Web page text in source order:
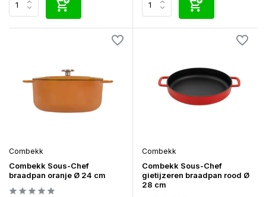
Combekk
Combekk Sous-Chef
braadpan oranje Ø 24 cm
Combekk
Combekk Sous-Chef
gietijzeren braadpan rood Ø
28 cm